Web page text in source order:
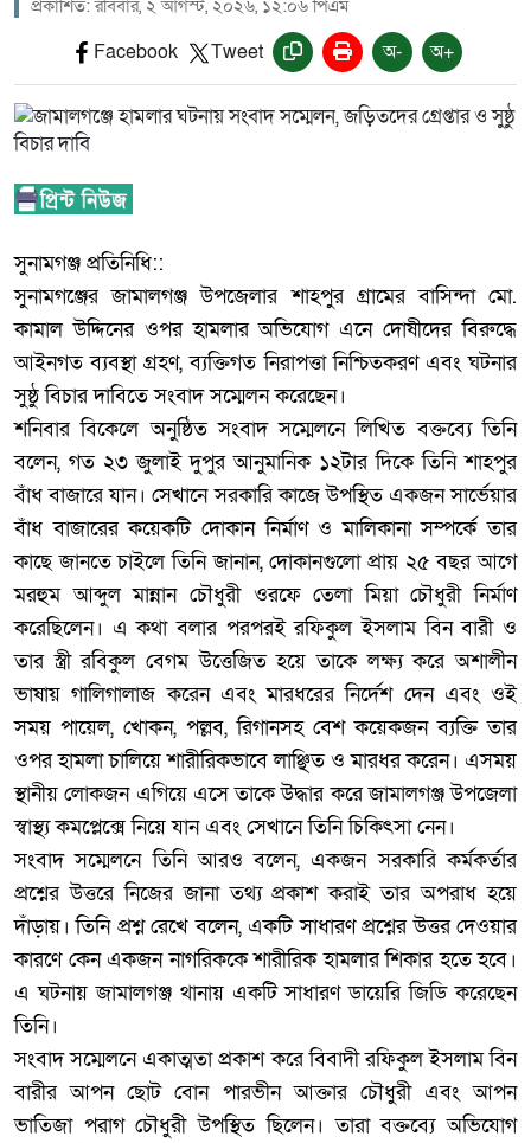
প্রকাশিত: রবিবার, ২ আগস্ট, ২০২৬, ১২:০৬ পিএম
Facebook Tweet অ- অ+
‎সুনামগঞ্জ প্রতিনিধি::
‎সুনামগঞ্জের জামালগঞ্জ উপজেলার শাহপুর গ্রামের বাসিন্দা মো.
কামাল উদ্দিনের ওপর হামলার অভিযোগ এনে দোষীদের বিরুদ্ধে
আইনগত ব্যবস্থা গ্রহণ, ব্যক্তিগত নিরাপত্তা নিশ্চিতকরণ এবং ঘটনার
সুষ্ঠু বিচার দাবিতে সংবাদ সম্মেলন করেছেন।
‎শনিবার বিকেলে অনুষ্ঠিত সংবাদ সম্মেলনে লিখিত বক্তব্যে তিনি
বলেন, গত ২৩ জুলাই দুপুর আনুমানিক ১২টার দিকে তিনি শাহপুর
বাঁধ বাজারে যান। সেখানে সরকারি কাজে উপস্থিত একজন সার্ভেয়ার
বাঁধ বাজারের কয়েকটি দোকান নির্মাণ ও মালিকানা সম্পর্কে তার
কাছে জানতে চাইলে তিনি জানান, দোকানগুলো প্রায় ২৫ বছর আগে
মরহুম আব্দুল মান্নান চৌধুরী ওরফে তেলা মিয়া চৌধুরী নির্মাণ
করেছিলেন। এ কথা বলার পরপরই রফিকুল ইসলাম বিন বারী ও
তার স্ত্রী রবিকুল বেগম উত্তেজিত হয়ে তাকে লক্ষ্য করে অশালীন
ভাষায় গালিগালাজ করেন এবং মারধরের নির্দেশ দেন এবং ওই
সময় পায়েল, খোকন, পল্লব, রিগানসহ বেশ কয়েকজন ব্যক্তি তার
ওপর হামলা চালিয়ে শারীরিকভাবে লাঞ্ছিত ও মারধর করেন। এসময়
স্থানীয় লোকজন এগিয়ে এসে তাকে উদ্ধার করে জামালগঞ্জ উপজেলা
স্বাস্থ্য কমপ্লেক্সে নিয়ে যান এবং সেখানে তিনি চিকিৎসা নেন।
‎সংবাদ সম্মেলনে তিনি আরও বলেন, একজন সরকারি কর্মকর্তার
প্রশ্নের উত্তরে নিজের জানা তথ্য প্রকাশ করাই তার অপরাধ হয়ে
দাঁড়ায়। তিনি প্রশ্ন রেখে বলেন, একটি সাধারণ প্রশ্নের উত্তর দেওয়ার
কারণে কেন একজন নাগরিককে শারীরিক হামলার শিকার হতে হবে।
এ ঘটনায় জামালগঞ্জ থানায় একটি সাধারণ ডায়েরি জিডি করেছেন
তিনি।
‎সংবাদ সম্মেলনে একাত্মতা প্রকাশ করে বিবাদী রফিকুল ইসলাম বিন
বারীর আপন ছোট বোন পারভীন আক্তার চৌধুরী এবং আপন
ভাতিজা পরাগ চৌধুরী উপস্থিত ছিলেন। তারা বক্তব্যে অভিযোগ